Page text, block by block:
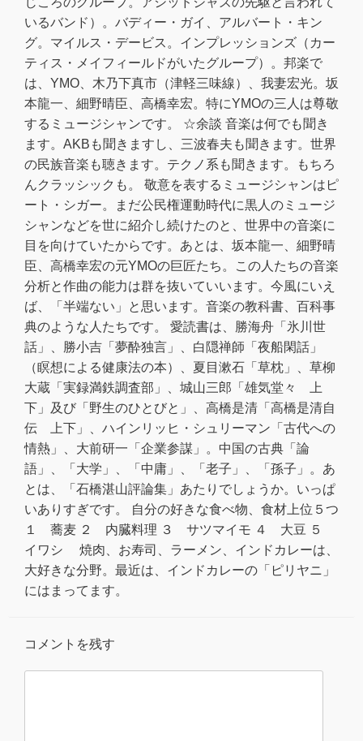
いるバンド）。バディー・ガイ、アルバート・キン
グ。マイルス・デービス。インプレッションズ（カー
ティス・メイフィールドがいたグループ）。邦楽で
は、YMO、木乃下真市（津軽三味線）、我妻宏光。坂
本龍一、細野晴臣、高橋幸宏。特にYMOの三人は尊敬
するミュージシャンです。 ☆余談 音楽は何でも聞き
ます。AKBも聞きますし、三波春夫も聞きます。世界
の民族音楽も聴きます。テクノ系も聞きます。もちろ
んクラッシックも。 敬意を表するミュージシャンはピ
ート・シガー。まだ公民権運動時代に黒人のミュージ
シャンなどを世に紹介し続けたのと、世界中の音楽に
目を向けていたからです。あとは、坂本龍一、細野晴
臣、高橋幸宏の元YMOの巨匠たち。この人たちの音楽
分析と作曲の能力は群を抜いていいます。今風にいえ
ば、「半端ない」と思います。音楽の教科書、百科事
典のような人たちです。 愛読書は、勝海舟「氷川世
話」、勝小吉「夢酔独言」、白隠禅師「夜船閑話」
（瞑想による健康法の本）、夏目漱石「草枕」、草柳
大蔵「実録満鉄調査部」、城山三郎「雄気堂々 上
下」及び「野生のひとびと」、高橋是清「高橋是清自
伝 上下」、ハインリッヒ・シュリーマン「古代への
情熱」、大前研一「企業参謀」。中国の古典「論
語」、「大学」、「中庸」、「老子」、「孫子」。あ
とは、「石橋湛山評論集」あたりでしょうか。いっぱ
いありすぎです。 自分の好きな食べ物、食材上位５つ
１ 蕎麦 ２ 内臓料理 ３ サツマイモ ４ 大豆 ５
イワシ 焼肉、お寿司、ラーメン、インドカレーは、
大好きな分野。最近は、インドカレーの「ピリヤニ」
にはまってます。
コメントを残す